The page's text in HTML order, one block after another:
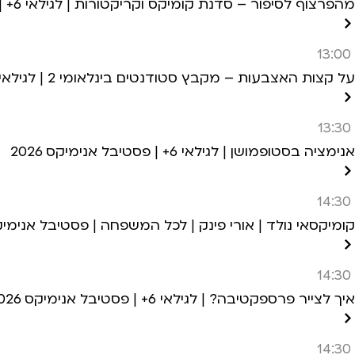
מהפרצוף לסיפור – סדנת קומיקס וקריקטורות | לגילאי 6+ | פסטיבל אנימיקס 2026
13:00
על קצות האצבעות – מקבץ סטודנטים בינלאומי 2 | לגילאי 16+ | פסטיבל אנימיקס 2026
13:30
אנימציה בסטופמושן | לגילאי 6+ | פסטיבל אנימיקס 2026
14:30
קומיקסאי נולד | אורי פינק | לכל המשפחה | פסטיבל אנימיקס
14:30
איך לצייר פרספקטיבה? | לגילאי 6+ | פסטיבל אנימיקס 2026
14:30